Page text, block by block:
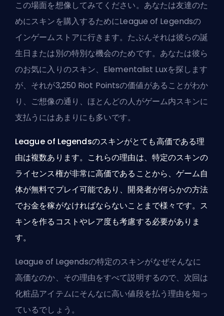
この場面を想像してみてください。あなたは友達のた
めにスキンを購入するためにLeague of Legendsの
インゲームストアに行きます。たぶんそれは彼らの誕
生日または別の特別な機会のためです。あなたは彼ら
のお気に入りのスキン、Elementalist Luxを探します
が、それが3,250 Riot Pointsの価値があることがわか
り、ご想像の通り、ほとんどの人がゲーム内スキンに
支払うにはあまりにも多いです。
League of Legendsのスキンがとても高価である理
由は複数あります。これらの理由は、特定のスキンの
ライセンス権が非常に高価であることから、ゲーム自
体が無料でプレイ可能であり、開発者が何らかの方法
でお金を稼がなければならないことまで様々です。ス
キンを作るコストやレア度も考慮する必要がありま
す。
League of Legendsの特定のスキンがなぜそんなに
高価なのか、その理由をすべて説明するので、次回は
化粧品アイテムにそんなに高い値段を払う理由を知っ
ているでしょう。